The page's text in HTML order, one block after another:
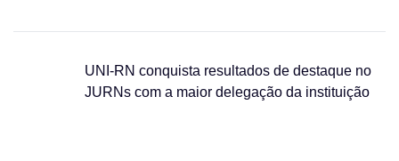
UNI-RN conquista resultados de destaque no
JURNs com a maior delegação da instituição